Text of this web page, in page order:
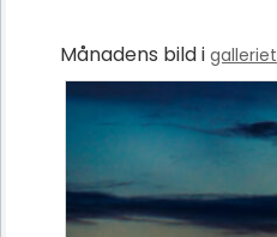
Månadens bild i galleriet